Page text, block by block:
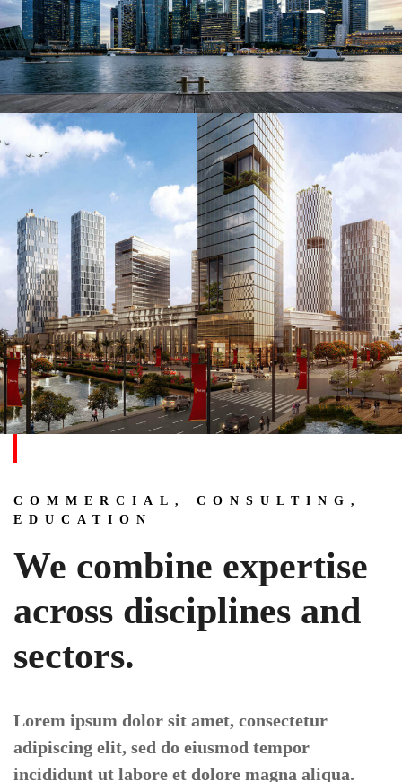
COMMERCIAL, CONSULTING,
EDUCATION
We combine expertise
across disciplines and
sectors.
Lorem ipsum dolor sit amet, consectetur
adipiscing elit, sed do eiusmod tempor
incididunt ut labore et dolore magna aliqua.